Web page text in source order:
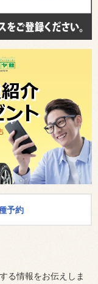
予約
る情報をお伝えしま